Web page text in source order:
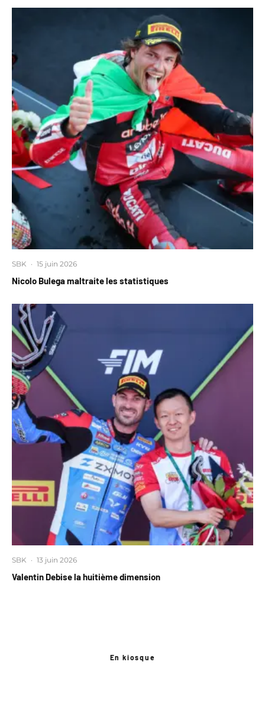
SBK · 15 juin 2026
Nicolo Bulega maltraite les statistiques
SBK · 13 juin 2026
Valentin Debise la huitième dimension
En kiosque